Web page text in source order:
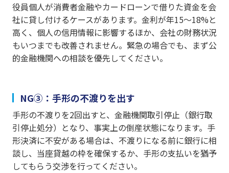
役員個人が消費者金融やカードローンで借りた資金を会
社に貸し付けるケースがあります。金利が年15〜18%と
高く、個人の信用情報に影響するほか、会社の財務状況
もいつまでも改善されません。緊急の場合でも、まず公
的金融機関への相談を優先してください。
NG③：手形の不渡りを出す
手形の不渡りを2回出すと、金融機関取引停止（銀行取
引停止処分）となり、事実上の倒産状態になります。手
形決済に不安がある場合は、不渡りになる前に銀行に相
談し、当座貸越の枠を確保するか、手形の支払いを猶予
してもらう交渉を行ってください。